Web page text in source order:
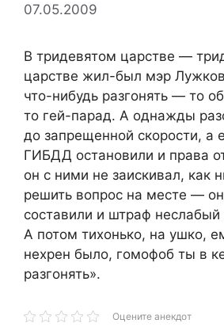
07.05.2009
В тридевятом царстве —
царстве жил-был мэр
что-нибудь разгонять — то
то гей-парад. А однажды
до запрещенной скорости, а
ГИБДД остановили и права
он с ними не заискивал, как
решить вопрос на месте —
составили и штраф
А потом тихонько, на ушко,
нехрен было, гомофоб ты в
разгонять».
Оцените анекдот